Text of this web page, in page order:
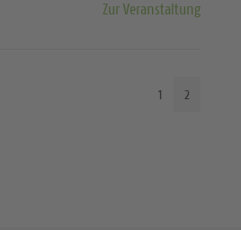
Zur Veranstaltung
1 2